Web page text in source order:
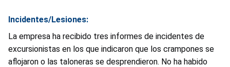
Incidentes/Lesiones:
La empresa ha recibido tres informes de incidentes de
excursionistas en los que indicaron que los crampones se
aflojaron o las taloneras se desprendieron. No ha habido